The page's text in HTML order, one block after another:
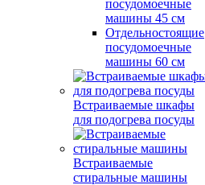
посудомоечные
машины 45 см
Отдельностоящие
посудомоечные
машины 60 см
Встраиваемые шкафы
для подогрева посуды
Встраиваемые
стиральные машины